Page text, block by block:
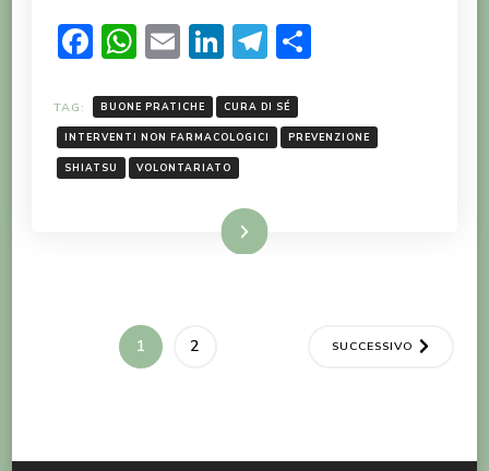
Facebook
WhatsApp
EmailLinkedIn
Telegram
TAG: BUONE PRATICHE CURA DI SÉ
INTERVENTI NON FARMACOLOGICI PREVENZIONE
SHIATSU VOLONTARIATO
LEGGI TUTTO
Paginazione
PAGINA
1 PAGINA
2 SUCCESSIVO